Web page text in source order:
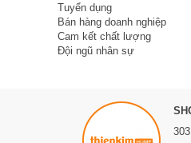
Tuyển dụng
Bán hàng doanh nghiệp
Cam kết chất lượng
Đội ngũ nhân sự